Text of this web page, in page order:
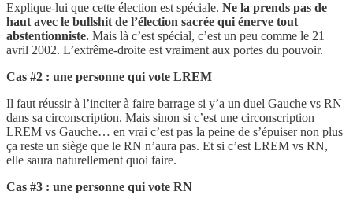
Explique-lui que cette élection est spéciale. Ne la prends pas de
haut avec le bullshit de l’élection sacrée qui énerve tout
abstentionniste. Mais là c’est spécial, c’est un peu comme le 21
avril 2002. L’extrême-droite est vraiment aux portes du pouvoir.
Cas #2 : une personne qui vote LREM
Il faut réussir à l’inciter à faire barrage si y’a un duel Gauche vs RN
dans sa circonscription. Mais sinon si c’est une circonscription
LREM vs Gauche… en vrai c’est pas la peine de s’épuiser non plus
ça reste un siège que le RN n’aura pas. Et si c’est LREM vs RN,
elle saura naturellement quoi faire.
Cas #3 : une personne qui vote RN